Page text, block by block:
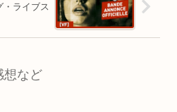
・ライブス
想など